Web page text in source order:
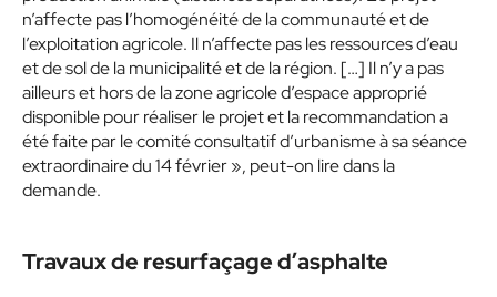
n’affecte pas l’homogénéité de la communauté et de
l’exploitation agricole. Il n’affecte pas les ressources d’eau
et de sol de la municipalité et de la région. […] Il n’y a pas
ailleurs et hors de la zone agricole d’espace approprié
disponible pour réaliser le projet et la recommandation a
été faite par le comité consultatif d’urbanisme à sa séance
extraordinaire du 14 février », peut-on lire dans la
demande.
Travaux de resurfaçage d’asphalte